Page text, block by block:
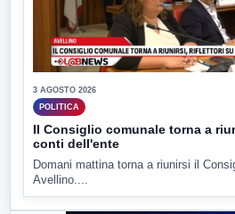
3 AGOSTO 2026
POLITICA
Il Consiglio comunale torna a
conti dell'ente
Domani mattina torna a riunirsi il
Avellino....